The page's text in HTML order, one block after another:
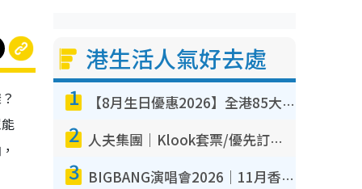
港生活人氣好去處
1 【8月生日優惠2026】全港85大食買玩著數攻略 自助餐/火鍋放題同行免費＋誠品/DONKI送現金券
2 人夫集團｜Klook套票/優先訂票/公開發售搶飛攻略！附票價.購票連結.場地座位表
3 BIGBANG演唱會2026｜11月香港啟德開3場！實名制VIP申請、優先購票攻略